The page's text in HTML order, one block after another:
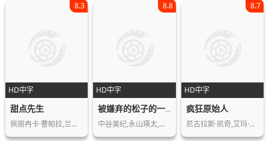
HD中字
8.3
甜点先生
佩丽冉卡·曹帕拉,兰比尔·卡普尔,伊利…
HD中字
8.8
被嫌弃的松子的一生
中谷美纪,永山瑛太,香川照之,市川实日…
HD中字
8.7
疯狂原始人
尼古拉斯·凯奇,艾玛·斯通,瑞安·雷诺…